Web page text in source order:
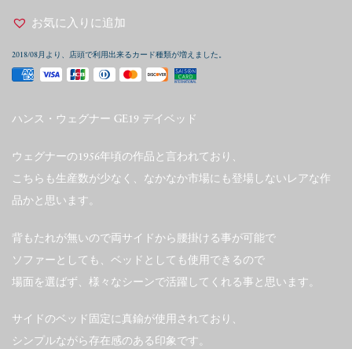
お気に入りに追加
2018/08月より、店頭で利用出来るカード種類が増えました。
ハンス・ウェグナー GE19 デイベッド
ウェグナーの1956年頃の作品と言われており、
こちらも生産数が少なく、なかなか市場にも登場しないレアな作
品かと思います。
背もたれが無いので両サイドから腰掛ける事が可能で
ソファーとしても、ベッドとしても使用できるので
場面を選ばず、様々なシーンで活躍してくれる事と思います。
サイドのベッド固定に真鍮が使用されており、
シンプルながら存在感のある印象です。